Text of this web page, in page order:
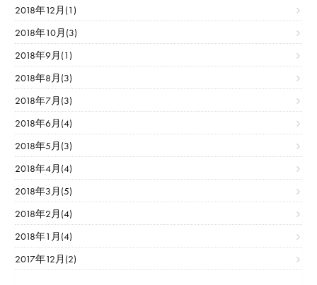
2018年12月(1)
2018年10月(3)
2018年9月(1)
2018年8月(3)
2018年7月(3)
2018年6月(4)
2018年5月(3)
2018年4月(4)
2018年3月(5)
2018年2月(4)
2018年1月(4)
2017年12月(2)